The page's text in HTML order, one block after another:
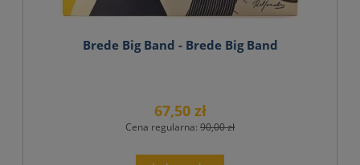
Brede Big Band - Brede Big Band
67,50 zł
Cena regularna: 90,00 zł